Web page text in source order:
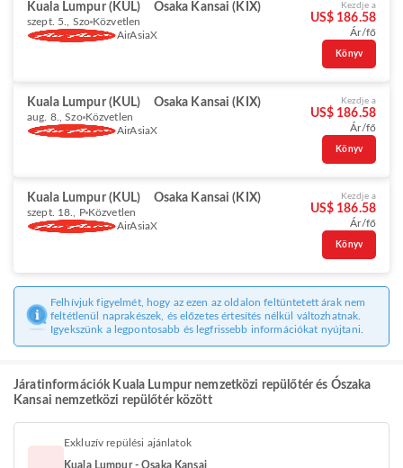
Kuala Lumpur (KUL) Osaka Kansai (KIX)
szept. 5., Szo Közvetlen
AirAsiaX
Kezdje a
US$ 186.58
Ár/fő
Könyv
Kuala Lumpur (KUL) Osaka Kansai (KIX)
aug. 8., Szo Közvetlen
AirAsiaX
Kezdje a
US$ 186.58
Ár/fő
Könyv
Kuala Lumpur (KUL) Osaka Kansai (KIX)
szept. 18., P Közvetlen
AirAsiaX
Kezdje a
US$ 186.58
Ár/fő
Könyv
Felhívjuk figyelmét, hogy az ezen az oldalon feltüntetett árak nem
feltétlenül naprakészek, és előzetes értesítés nélkül változhatnak.
Igyekszünk a legpontosabb és legfrissebb információkat nyújtani.
Járatinformációk Kuala Lumpur nemzetközi repülőtér és Ószaka
Kansai nemzetközi repülőtér között
Exkluzív repülési ajánlatok
Kuala Lumpur - Osaka Kansai